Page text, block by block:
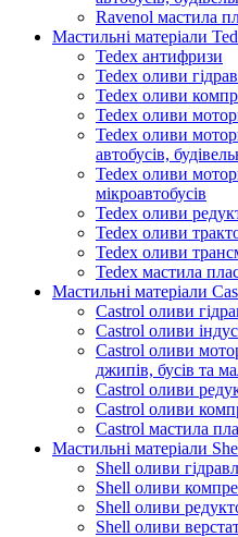
Ravenol мастила
Мастильні матеріали
Tedex антифризи
Tedex оливи
Tedex оливи
Tedex оливи
Tedex оливи
автобусів,
Tedex оливи
мікроавтобусів
Tedex оливи
Tedex оливи
Tedex оливи
Tedex мастила
Мастильні матеріали
Castrol оливи
Castrol оливи
Castrol оливи
джипів, бусів та
Castrol оливи
Castrol оливи
Castrol мастила
Мастильні матеріали
Shell оливи
Shell оливи
Shell оливи
Shell оливи